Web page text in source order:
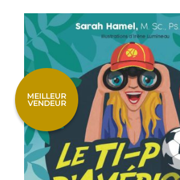
MEILLEUR
VENDEUR